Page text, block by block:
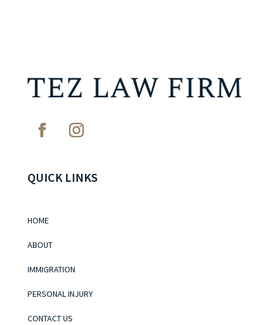
QUICK LINKS
HOME
ABOUT
IMMIGRATION
PERSONAL INJURY
CONTACT US